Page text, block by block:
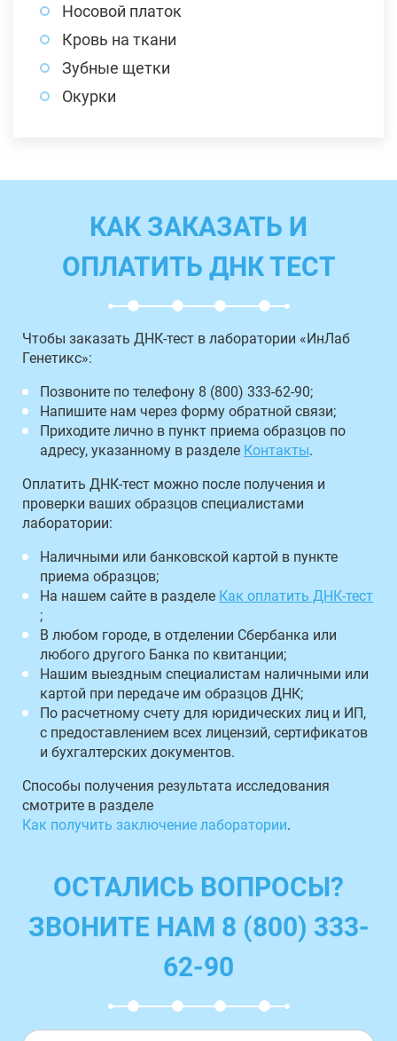
Носовой платок
Кровь на ткани
Зубные щетки
Окурки
КАК ЗАКАЗАТЬ И
ОПЛАТИТЬ ДНК ТЕСТ
Чтобы заказать ДНК-тест в лаборатории «ИнЛаб
Генетикс»:
Позвоните по телефону 8 (800) 333-62-90;
Напишите нам через форму обратной связи;
Приходите лично в пункт приема образцов по
адресу, указанному в разделе Контакты.
Оплатить ДНК-тест можно после получения и
проверки ваших образцов специалистами
лаборатории:
Наличными или банковской картой в пункте
приема образцов;
На нашем сайте в разделе Как оплатить ДНК-тест
;
В любом городе, в отделении Сбербанка или
любого другого Банка по квитанции;
Нашим выездным специалистам наличными или
картой при передаче им образцов ДНК;
По расчетному счету для юридических лиц и ИП,
с предоставлением всех лицензий, сертификатов
и бухгалтерских документов.
Способы получения результата исследования
смотрите в разделе
Как получить заключение лаборатории.
ОСТАЛИСЬ ВОПРОСЫ?
ЗВОНИТЕ НАМ 8 (800) 333-
62-90